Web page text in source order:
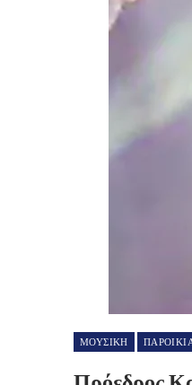
ΜΟΥΣΙΚΗ